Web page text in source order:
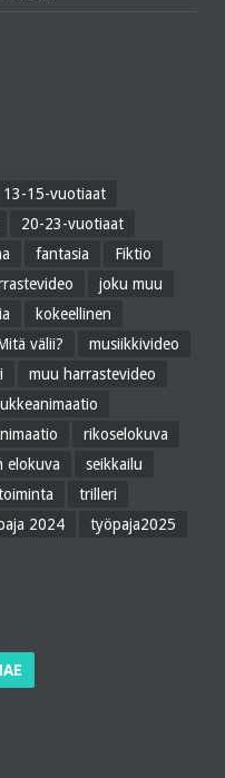
13-15-vuotiaat
20-23-vuotiaat
fantasia
Fiktio
joku muu
kokeellinen
välii?
musiikkivideo
muu harrastevideo
rikoselokuva
elokuva
seikkailu
trilleri
2024
työpaja2025